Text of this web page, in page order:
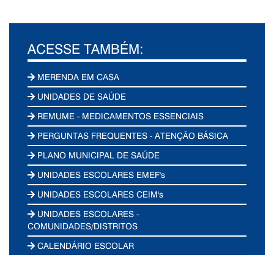
ACESSE TAMBÉM:
MERENDA EM CASA
UNIDADES DE SAÚDE
REMUME - MEDICAMENTOS ESSENCIAIS
PERGUNTAS FREQUENTES - ATENÇÃO BÁSICA
PLANO MUNICIPAL DE SAÚDE
UNIDADES ESCOLARES EMEF's
UNIDADES ESCOLARES CEIM's
UNIDADES ESCOLARES -
COMUNIDADES/DISTRITOS
CALENDÁRIO ESCOLAR